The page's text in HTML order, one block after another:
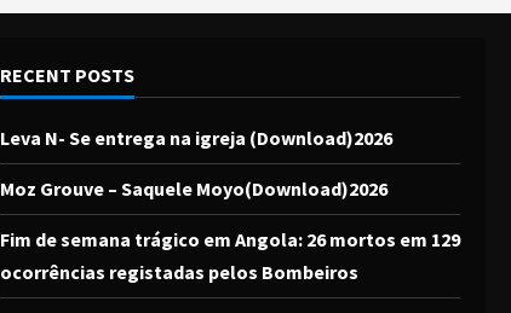
RECENT POSTS
Leva N- Se entrega na igreja (Download)2026
Moz Grouve – Saquele Moyo(Download)2026
Fim de semana trágico em Angola: 26 mortos em 129
ocorrências registadas pelos Bombeiros